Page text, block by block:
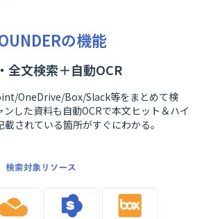
の機能
全文検索＋自動OCR
OneDrive/Box/Slack等をまとめて検
した資料も自動OCRで本文ヒット＆ハイ
されている箇所がすぐにわかる。